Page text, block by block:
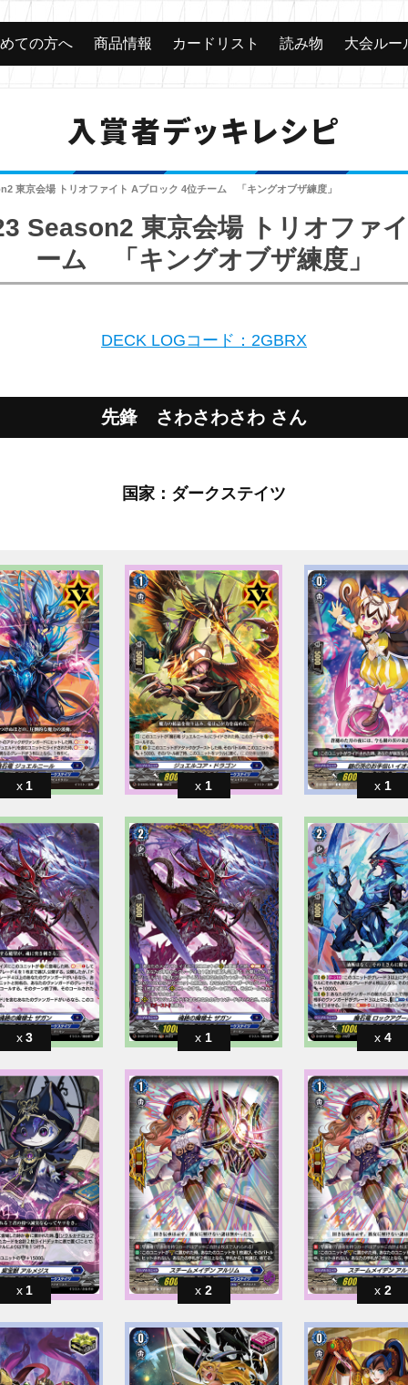
ての方へ 商品情報 カードリスト 読み物 大会ルー
入賞者デッキレシピ
東京会場 トリオファイト Aブロック 4位チーム 「キングオブザ練度」
Season2 東京会場 トリオファ
ーム 「キングオブザ練度」
DECK LOGコード：2GBRX
先鋒 さわさわさわ さん
国家：ダークステイツ
1 1 1
3 1 4
1 2 2